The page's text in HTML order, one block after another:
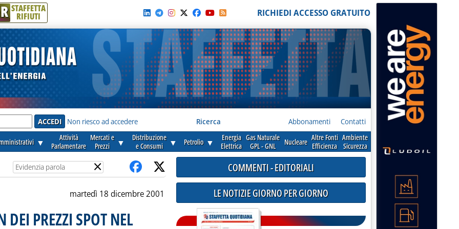
R STAFFETTA
RIFIUTI RICHIEDI ACCESSO GRATUITO
Non riesco ad accedere Ricerca Abbonamenti Contatti
▼
Attività
Parlamentare
Mercati e
Prezzi
▼
Distribuzione
e Consumi
▼ Petrolio ▼
Energia
Elettrica
Gas Naturale
GPL - GNL
Nucleare Altre Fonti
Efficienza
Ambiente
Sicurezza
×
martedì 18 dicembre 2001
PREZZI SPOT NEL
COMMENTI - EDITORIALI
LE NOTIZIE GIORNO PER GIORNO